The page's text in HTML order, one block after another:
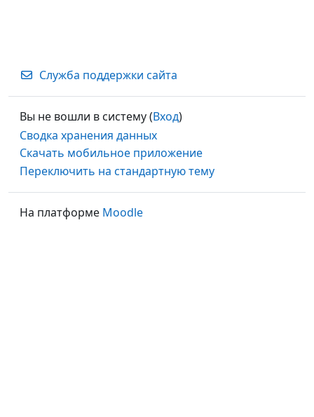
Служба поддержки сайта
Вы не вошли в систему (Вход)
Сводка хранения данных
Скачать мобильное приложение
Переключить на стандартную тему
На платформе Moodle